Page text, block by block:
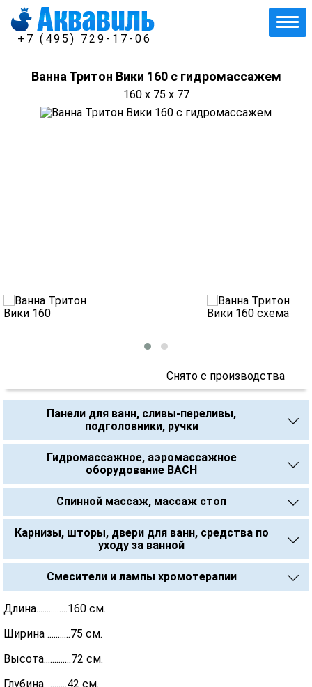
+7 (495) 729-17-06
Ванна Тритон Вики 160 с гидромассажем
160 x 75 x 77
Снято с производства
Панели для ванн, сливы-переливы,
подголовники, ручки
Гидромассажное, аэромассажное
оборудование BACH
Спинной массаж, массаж стоп
Карнизы, шторы, двери для ванн, средства по
уходу за ванной
Смесители и лампы хромотерапии
Длина...............160 см.
Ширина ...........75 см.
Высота.............72 см.
Глубина...........42 см.